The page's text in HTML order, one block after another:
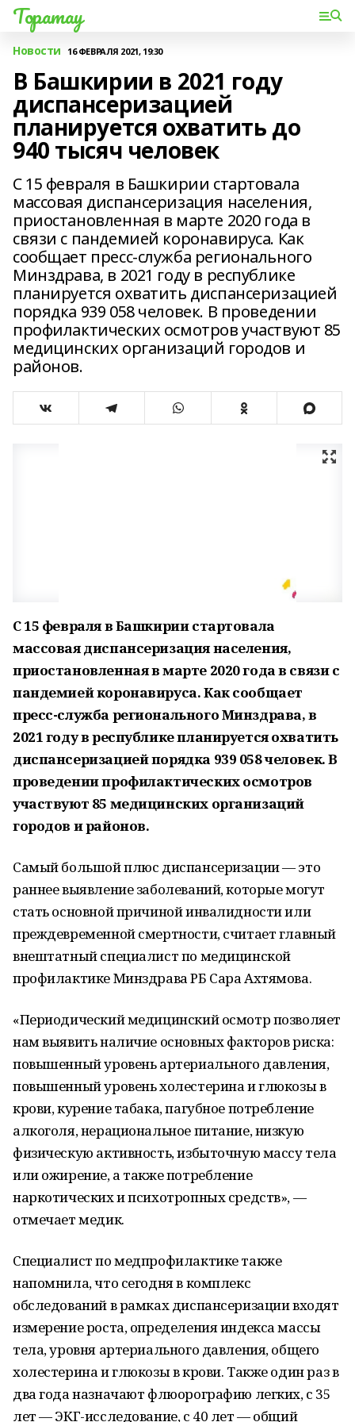
Торатау
Новости 16 ФЕВРАЛЯ 2021, 19:30
В Башкирии в 2021 году
диспансеризацией
планируется охватить до
940 тысяч человек
С 15 февраля в Башкирии стартовала
массовая диспансеризация населения,
приостановленная в марте 2020 года в
связи с пандемией коронавируса. Как
сообщает пресс-служба регионального
Минздрава, в 2021 году в республике
планируется охватить диспансеризацией
порядка 939 058 человек. В проведении
профилактических осмотров участвуют 85
медицинских организаций городов и
районов.
С 15 февраля в Башкирии стартовала
массовая диспансеризация населения,
приостановленная в марте 2020 года в связи с
пандемией коронавируса. Как сообщает
пресс-служба регионального Минздрава, в
2021 году в республике планируется охватить
диспансеризацией порядка 939 058 человек. В
проведении профилактических осмотров
участвуют 85 медицинских организаций
городов и районов.
Самый большой плюс диспансеризации — это
раннее выявление заболеваний, которые могут
стать основной причиной инвалидности или
преждевременной смертности, считает главный
внештатный специалист по медицинской
профилактике Минздрава РБ Сара Ахтямова.
«Периодический медицинский осмотр позволяет
нам выявить наличие основных факторов риска:
повышенный уровень артериального давления,
повышенный уровень холестерина и глюкозы в
крови, курение табака, пагубное потребление
алкоголя, нерациональное питание, низкую
физическую активность, избыточную массу тела
или ожирение, а также потребление
наркотических и психотропных средств», —
отмечает медик.
Специалист по медпрофилактике также
напомнила, что сегодня в комплекс
обследований в рамках диспансеризации входят
измерение роста, определения индекса массы
тела, уровня артериального давления, общего
холестерина и глюкозы в крови. Также один раз в
два года назначают флюорографию легких, с 35
лет — ЭКГ-исследование, с 40 лет — общий